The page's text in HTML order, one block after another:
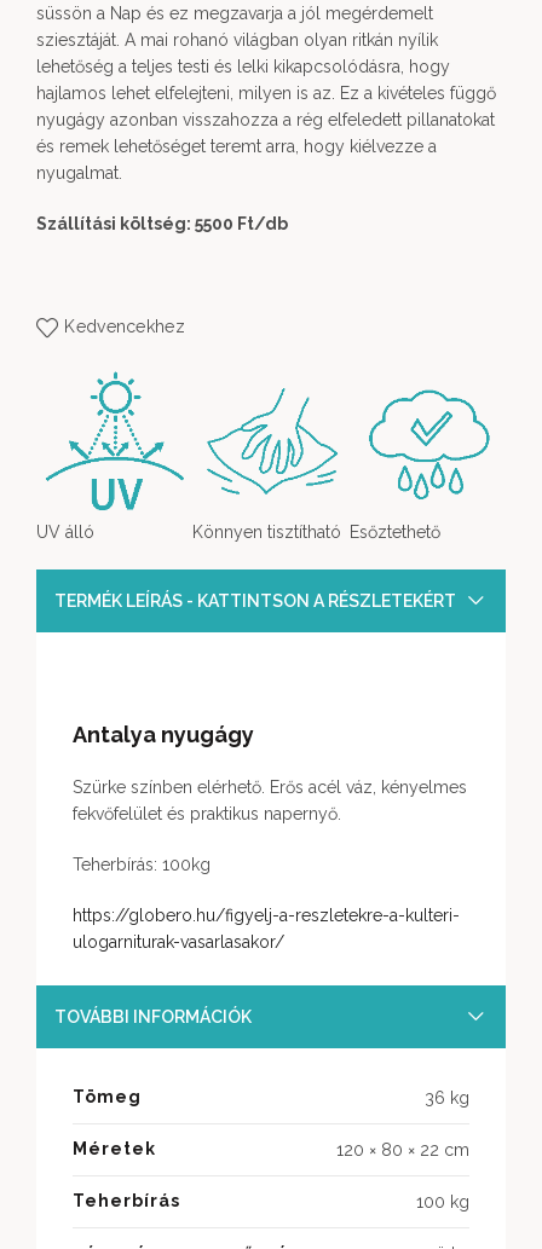
süssön a Nap és ez megzavarja a jól megérdemelt
sziesztáját. A mai rohanó világban olyan ritkán nyílik
lehetőség a teljes testi és lelki kikapcsolódásra, hogy
hajlamos lehet elfelejteni, milyen is az. Ez a kivételes függő
nyugágy azonban visszahozza a rég elfeledett pillanatokat
és remek lehetőséget teremt arra, hogy kiélvezze a
nyugalmat.
Szállítási költség: 5500 Ft/db
Kedvencekhez
UV álló Könnyen tisztítható Esőztethető
TERMÉK LEÍRÁS - KATTINTSON A RÉSZLETEKÉRT
Antalya nyugágy
Szürke színben elérhető. Erős acél váz, kényelmes
fekvőfelület és praktikus napernyő.
Teherbírás: 100kg
https://globero.hu/figyelj-a-reszletekre-a-kulteri-
ulogarniturak-vasarlasakor/
TOVÁBBI INFORMÁCIÓK
Tömeg 36 kg
Méretek 120 × 80 × 22 cm
Teherbírás 100 kg